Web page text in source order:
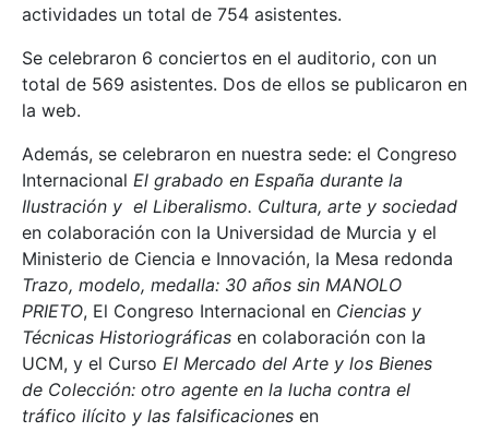
actividades un total de 754 asistentes.
Se celebraron 6 conciertos en el auditorio, con un
total de 569 asistentes. Dos de ellos se publicaron en
la web.
Además, se celebraron en nuestra sede: el Congreso
Internacional El grabado en España durante la
Ilustración y el Liberalismo. Cultura, arte y sociedad
en colaboración con la Universidad de Murcia y el
Ministerio de Ciencia e Innovación, la Mesa redonda
Trazo, modelo, medalla: 30 años sin MANOLO
PRIETO, El Congreso Internacional en Ciencias y
Técnicas Historiográficas en colaboración con la
UCM, y el Curso El Mercado del Arte y los Bienes
de Colección: otro agente en la lucha contra el
tráfico ilícito y las falsificaciones en